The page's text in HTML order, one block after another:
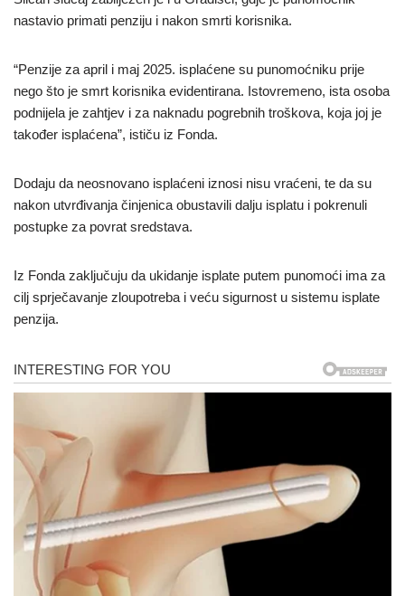
nastavio primati penziju i nakon smrti korisnika.
“Penzije za april i maj 2025. isplaćene su punomoćniku prije
nego što je smrt korisnika evidentirana. Istovremeno, ista osoba
podnijela je zahtjev i za naknadu pogrebnih troškova, koja joj je
također isplaćena”, ističu iz Fonda.
Dodaju da neosnovano isplaćeni iznosi nisu vraćeni, te da su
nakon utvrđivanja činjenica obustavili dalju isplatu i pokrenuli
postupke za povrat sredstava.
Iz Fonda zaključuju da ukidanje isplate putem punomoći ima za
cilj sprječavanje zloupotreba i veću sigurnost u sistemu isplate
penzija.